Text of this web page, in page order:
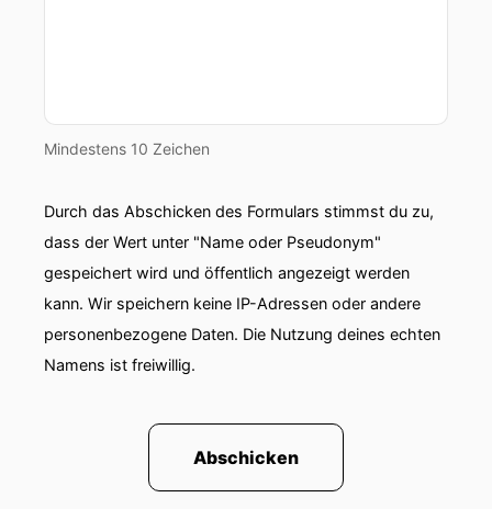
Mindestens 10 Zeichen
Durch das Abschicken des Formulars stimmst du zu,
dass der Wert unter "Name oder Pseudonym"
gespeichert wird und öffentlich angezeigt werden
kann. Wir speichern keine IP-Adressen oder andere
personenbezogene Daten. Die Nutzung deines echten
Namens ist freiwillig.
Abschicken